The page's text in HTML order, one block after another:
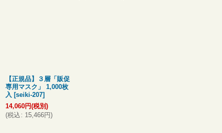
【正規品】３層「販促
専用マスク」 1,000枚
入 [seiki-207]
14,060円(税別)
(税込 : 15,466円)